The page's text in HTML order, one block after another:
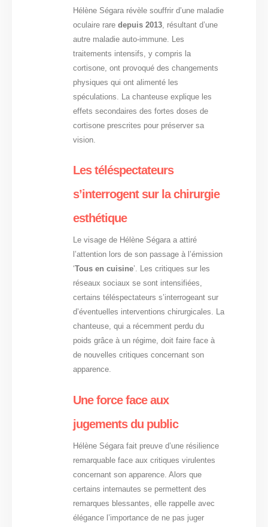
Hélène Ségara révèle souffrir d’une maladie
oculaire raredepuis 2013 , résultant d’une
autre maladie auto-immune. Les
traitements intensifs, y compris la
cortisone, ont provoqué des changements
physiques qui ont alimenté les
spéculations. La chanteuse explique les
effets secondaires des fortes doses de
cortisone prescrites pour préserver sa
vision.
Les téléspectateurs
s’interrogent sur la chirurgie
esthétique
Le visage de Hélène Ségara a attiré
l’attention lors de son passage à l’émission
‘Tous en cuisine’. Les critiques sur les
réseaux sociaux se sont intensifiées,
certains téléspectateurs s’interrogeant sur
d’éventuelles interventions chirurgicales. La
chanteuse, qui a récemment perdu du
poids grâce à un régime, doit faire face à
de nouvelles critiques concernant son
apparence.
Une force face aux
jugements du public
Hélène Ségara fait preuve d’une résilience
remarquable face aux critiques virulentes
concernant son apparence. Alors que
certains internautes se permettent des
remarques blessantes, elle rappelle avec
élégance l’importance de ne pas juger